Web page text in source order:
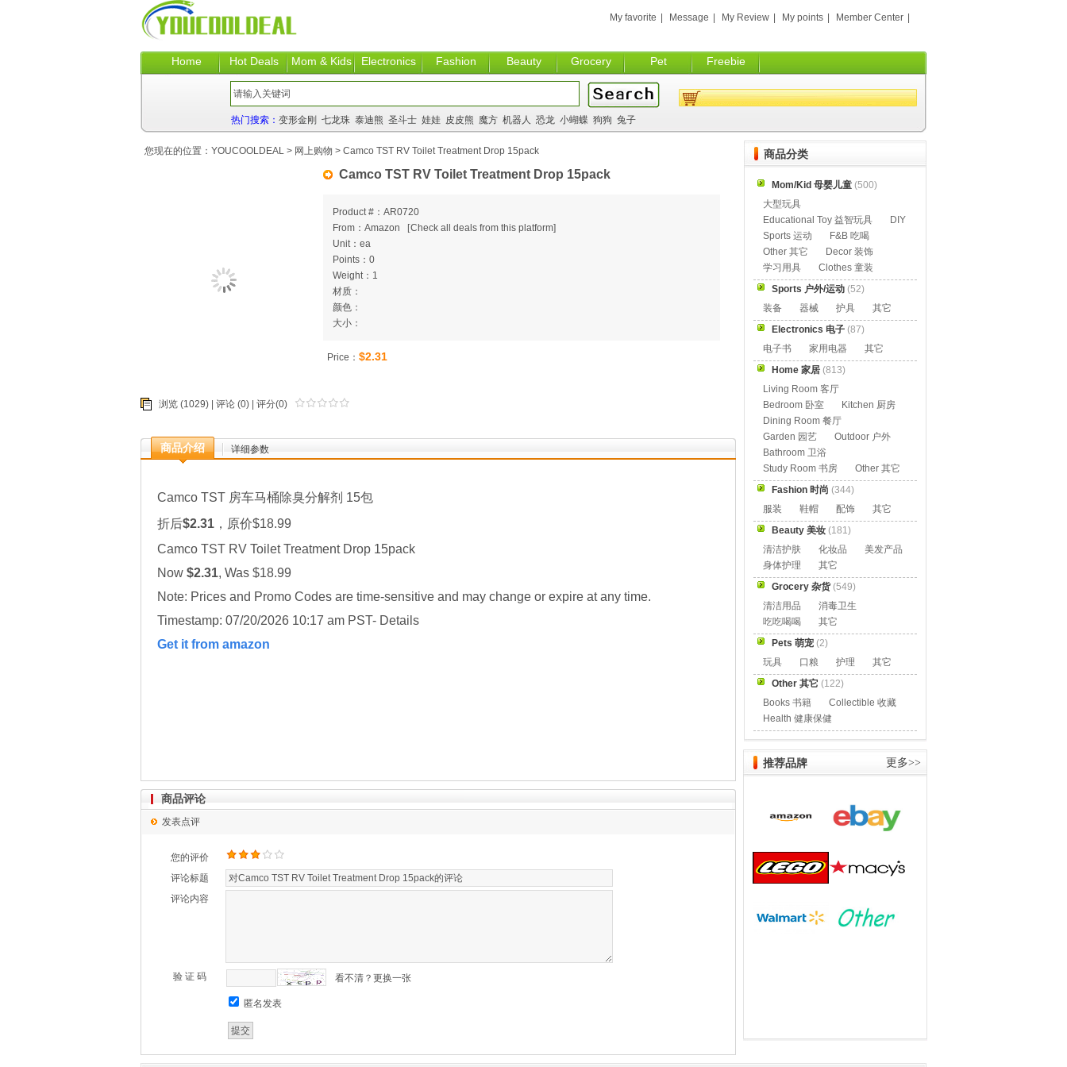
Home Hot Deals Mom & Kids Electronics Fashion Beauty Grocery Pet Freebie
My favorite Message My Review My points Member Center
热门搜索： 变形金刚 七龙珠 泰迪熊 圣斗士 娃娃 皮皮熊 魔方 机器人 恐龙 小蝴蝶 狗狗 兔子
Camco TST RV Toilet Treatment Drop 15pack
Product #：AR0720
From：Amazon
[Check all deals from this platform]
Unit：ea
Points：0
Weight：1
材质：
颜色：
大小：
Price： $2.31
浏览 (1029) | 评论 (0) | 评分(0)
商品介绍 详细参数
Camco TST 房车马桶除臭分解剂 15包
折后$2.31 ，原价$18.99
Camco TST RV Toilet Treatment Drop 15pack
Now $2.31, Was $18.99
Note: Prices and Promo Codes are time-sensitive and may change or expire at any time.
Timestamp: 07/20/2026 10:17 am PST- Details
Get it from amazon
您现在的位置： YOUCOOLDEAL > 网上购物 > Camco TST RV Toilet Treatment Drop 15pack
商品评论
发表点评
您的评价
评论标题
评论内容
验 证 码 看不清？更换一张
匿名发表
商品分类
Mom/Kid 母婴儿童 (500)
大型玩具
Educational Toy 益智玩具
DIY
Sports 运动
F&B 吃喝
Other 其它
Decor 装饰
学习用具
Clothes 童装
Sports 户外/运动 (52)
装备
器械 护具
其它
Electronics 电子 (87)
电子书
家用电器
其它
Home 家居 (813)
Living Room 客厅
Bedroom 卧室
Kitchen 厨房
Dining Room 餐厅
Garden 园艺
Outdoor 户外
Bathroom 卫浴
Study Room 书房
Other 其它
Fashion 时尚 (344)
服装
鞋帽 配饰
其它
Beauty 美妆 (181)
清洁护肤
化妆品
美发产品
身体护理
其它
Grocery 杂货(549)
清洁用品
消毒卫生
吃吃喝喝
其它
Pets 萌宠 (2)
玩具
口粮 护理
其它
Other 其它 (122)
Books 书籍
Collectible 收藏
Health 健康保健
推荐品牌 更多>>